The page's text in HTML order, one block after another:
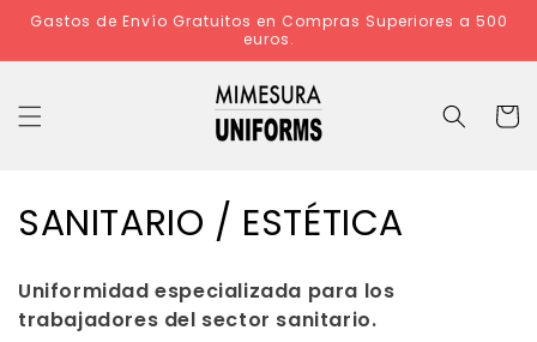
Gastos de Envío Gratuitos en Compras Superiores a 500
euros.
C
l
SANITARIO / ESTÉTICA
Uniformidad especializada para los
trabajadores del sector sanitario.